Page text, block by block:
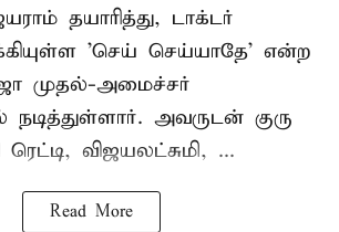
தயாரித்து, டாக்டர்
'செய் செய்யாதே' என்ற
முதல்-அமைச்சர்
நடித்துள்ளார். அவருடன் குரு
விஜயலட்சுமி, ...
Read More